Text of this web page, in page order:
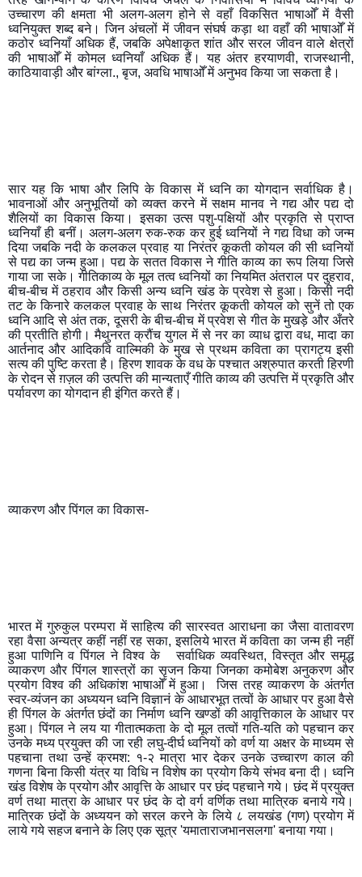
उच्चारण की क्षमता भी अलग-अलग होने से वहाँ विकसित भाषाओँ में वैसी
ध्वनियुक्त शब्द बने। जिन अंचलों में जीवन संघर्ष कड़ा था वहाँ की भाषाओँ में
कठोर ध्वनियाँ अधिक हैं, जबकि अपेक्षाकृत शांत और सरल जीवन वाले क्षेत्रों
की भाषाओँ में कोमल ध्वनियाँ अधिक हैं। यह अंतर हरयाणवी, राजस्थानी,
काठियावाड़ी और बांग्ला., बृज, अवधि भाषाओँ में अनुभव किया जा सकता है।
सार यह कि भाषा और लिपि के विकास में ध्वनि का योगदान सर्वाधिक है।
भावनाओं और अनुभूतियों को व्यक्त करने में सक्षम मानव ने गद्य और पद्य दो
शैलियों का विकास किया। इसका उत्स पशु-पक्षियों और प्रकृति से प्राप्त
ध्वनियाँ ही बनीं। अलग-अलग रुक-रुक कर हुई ध्वनियों ने गद्य विधा को जन्म
दिया जबकि नदी के कलकल प्रवाह या निरंतर कूकती कोयल की सी ध्वनियों
से पद्य का जन्म हुआ। पद्य के सतत विकास ने गीति काव्य का रूप लिया जिसे
गाया जा सके। गीतिकाव्य के मूल तत्व ध्वनियों का नियमित अंतराल पर दुहराव,
बीच-बीच में ठहराव और किसी अन्य ध्वनि खंड के प्रवेश से हुआ। किसी नदी
तट के किनारे कलकल प्रवाह के साथ निरंतर कूकती कोयल को सुनें तो एक
ध्वनि आदि से अंत तक, दूसरी के बीच-बीच में प्रवेश से गीत के मुखड़े और अँतरे
की प्रतीति होगी। मैथुनरत क्रौंच युगल में से नर का व्याध द्वारा वध, मादा का
आर्तनाद और आदिकवि वाल्मिकी के मुख से प्रथम कविता का प्रागट्य इसी
सत्य की पुष्टि करता है। हिरण शावक के वध के पश्चात अश्रुपात करती हिरणी
के रोदन से ग़ज़ल की उत्पत्ति की मान्यताएँ गीति काव्य की उत्पत्ति में प्रकृति और
पर्यावरण का योगदान ही इंगित करते हैं।
व्याकरण और पिंगल का विकास-
भारत में गुरुकुल परम्परा में साहित्य की सारस्वत आराधना का जैसा वातावरण
रहा वैसा अन्यत्र कहीं नहीं रह सका, इसलिये भारत में कविता का जन्म ही नहीं
हुआ पाणिनि व पिंगल ने विश्व के   सर्वाधिक व्यवस्थित, विस्तृत और समृद्ध
व्याकरण और पिंगल शास्त्रों का सृजन किया जिनका कमोबेश अनुकरण और
प्रयोग विश्व की अधिकांश भाषाओँ में हुआ।  जिस तरह व्याकरण के अंतर्गत
स्वर-व्यंजन का अध्ययन ध्वनि विज्ञानं के आधारभूत तत्वों के आधार पर हुआ वैसे
ही पिंगल के अंतर्गत छंदों का निर्माण ध्वनि खण्डों की आवृत्तिकाल के आधार पर
हुआ। पिंगल ने लय या गीतात्मकता के दो मूल तत्वों गति-यति को पहचान कर
उनके मध्य प्रयुक्त की जा रही लघु-दीर्घ ध्वनियों को वर्ण या अक्षर के माध्यम से
पहचाना तथा उन्हें क्रमश: १-२ मात्रा भार देकर उनके उच्चारण काल की
गणना बिना किसी यंत्र या विधि न विशेष का प्रयोग किये संभव बना दी। ध्वनि
खंड विशेष के प्रयोग और आवृत्ति के आधार पर छंद पहचाने गये। छंद में प्रयुक्त
वर्ण तथा मात्रा के आधार पर छंद के दो वर्ग वर्णिक तथा मात्रिक बनाये गये।
मात्रिक छंदों के अध्ययन को सरल करने के लिये ८ लयखंड (गण) प्रयोग में
लाये गये सहज बनाने के लिए एक सूत्र 'यमाताराजभानसलगा' बनाया गया।